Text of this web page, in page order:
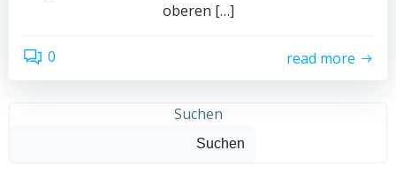
oberen […]
0 read more
Suchen
Suchen